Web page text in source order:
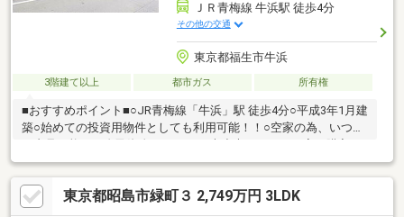
ＪＲ青梅線 牛浜駅 徒歩4分
その他の交通
東京都福生市牛浜
3階建て以上 都市ガス 所有権
■おすすめポイント■○JR青梅線「牛浜」駅 徒歩4分○平成3年1月建
築○始めての投資用物件としても利用可能！！○空家の為、いつで
る際どんな費用が必要？月々いくらくらい？など、具体的な資金
計画もお任せ下さい。【042-537-8920】までお気軽にどうぞ♪
東京都昭島市緑町３ 2,749万円 3LDK